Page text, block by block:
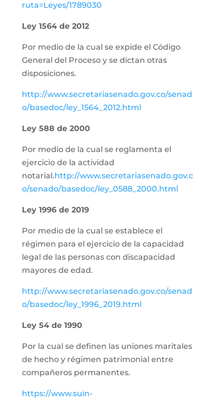
ruta=Leyes/1789030
Ley 1564 de 2012
Por medio de la cual se expide el Código
General del Proceso y se dictan otras
disposiciones.
http://www.secretariasenado.gov.co/senad
o/basedoc/ley_1564_2012.html
Ley 588 de 2000
Por medio de la cual se reglamenta el
ejercicio de la actividad
notarial.http://www.secretariasenado.gov.c
o/senado/basedoc/ley_0588_2000.html
Ley 1996 de 2019
Por medio de la cual se establece el
régimen para el ejercicio de la capacidad
legal de las personas con discapacidad
mayores de edad.
http://www.secretariasenado.gov.co/senad
o/basedoc/ley_1996_2019.html
Ley 54 de 1990
Por la cual se definen las uniones maritales
de hecho y régimen patrimonial entre
compañeros permanentes.
https://www.suin-